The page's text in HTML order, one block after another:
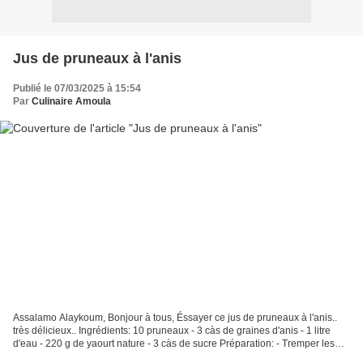
Jus de pruneaux à l'anis
Publié le 07/03/2025 à 15:54
Par Culinaire Amoula
Assalamo Alaykoum, Bonjour à tous, Éssayer ce jus de pruneaux à l'anis..
très délicieux.. Ingrédients: 10 pruneaux - 3 càs de graines d'anis - 1 litre
d'eau - 220 g de yaourt nature - 3 càs de sucre Préparation: - Tremper les